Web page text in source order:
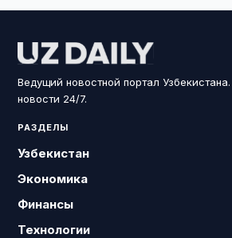
Ведущий новостной портал
новости 24/7.
РАЗДЕЛЫ
Узбекистан
Экономика
Финансы
Технологии